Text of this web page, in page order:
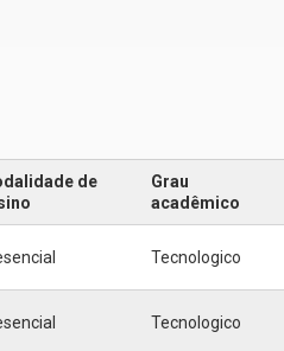
de
Grau
acadêmico
Tecnologico
Tecnologico